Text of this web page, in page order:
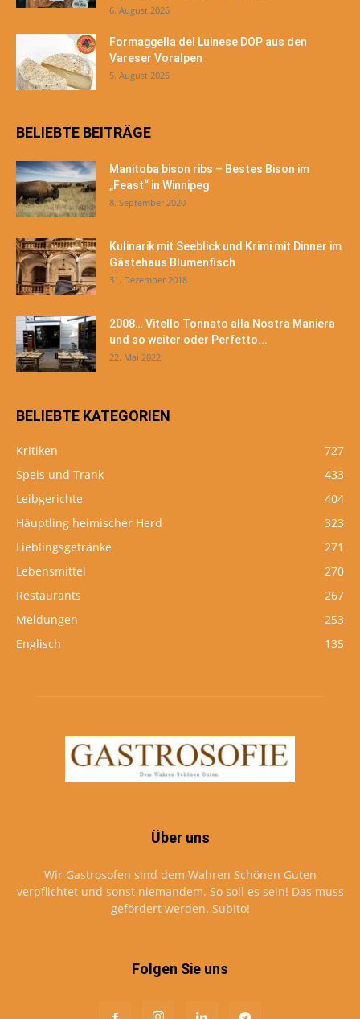
6. August 2026
Formaggella del Luinese DOP aus den
Vareser Voralpen
5. August 2026
BELIEBTE BEITRÄGE
Manitoba bison ribs – Bestes Bison im
„Feast“ in Winnipeg
8. September 2020
Kulinarik mit Seeblick und Krimi mit Dinner im
Gästehaus Blumenfisch
31. Dezember 2018
2008… Vitello Tonnato alla Nostra Maniera
und so weiter oder Perfetto...
22. Mai 2022
BELIEBTE KATEGORIEN
Kritiken
727
Speis und Trank
433
Leibgerichte
404
Häuptling heimischer Herd
323
Lieblingsgetränke
271
Lebensmittel
270
Restaurants
267
Meldungen
253
Englisch
135
Über uns
Wir Gastrosofen sind dem Wahren Schönen Guten
verpflichtet und sonst niemandem. So soll es sein! Das muss
gefördert werden. Subito!
Folgen Sie uns